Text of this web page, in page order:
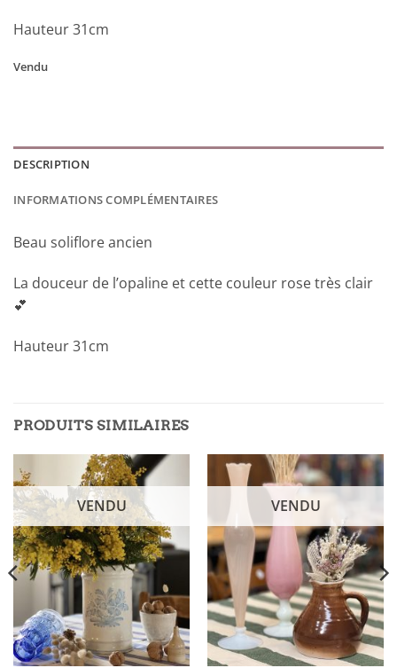
Hauteur 31cm
Vendu
DESCRIPTION
INFORMATIONS COMPLÉMENTAIRES
Beau soliflore ancien
La douceur de l’opaline et cette couleur rose très clair
💕
Hauteur 31cm
PRODUITS SIMILAIRES
VENDU VENDU